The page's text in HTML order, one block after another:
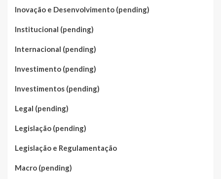
Inovação e Desenvolvimento (pending)
Institucional (pending)
Internacional (pending)
Investimento (pending)
Investimentos (pending)
Legal (pending)
Legislação (pending)
Legislação e Regulamentação
Macro (pending)